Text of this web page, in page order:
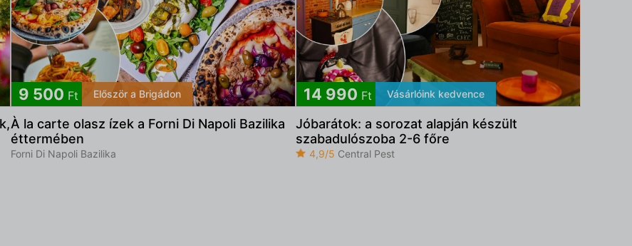
9 500 Ft Először a Brigádon
À la carte olasz ízek a Forni Di Napoli Bazilika
éttermében
Forni Di Napoli Bazilika
14 990 Ft Vásárlóink kedvence
Jóbarátok: a sorozat alapján készült
szabadulószoba 2-6 főre
4,9/5 Central Pest